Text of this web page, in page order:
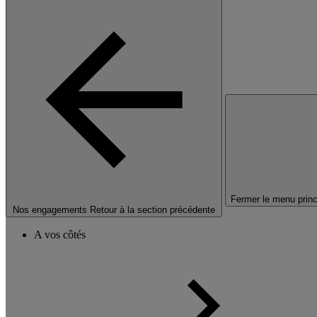
Nos engagements Retour à la section précédente
Fermer le menu
A vos côtés